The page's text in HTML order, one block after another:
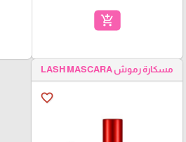
add_shopping_cart
مسكارة رموش LASH MASCARA
favorite_border